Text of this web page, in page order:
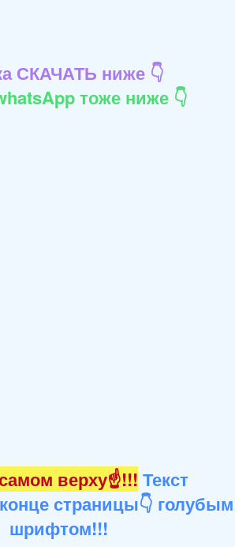
СКАЧАТЬ ниже 👇
тоже ниже 👇
верху☝!!! Текст
страницы👇 голубым
шрифтом!!!